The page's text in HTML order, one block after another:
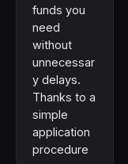
funds you
need
without
unnecessar
y delays.
Thanks to a
simple
application
procedure